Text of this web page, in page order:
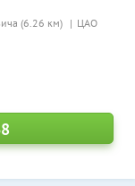
(6.26 км) ЦАО